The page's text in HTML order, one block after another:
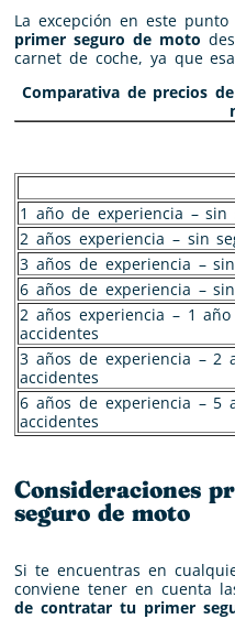
La excepción en este
primer seguro de moto
carnet de coche, ya que
Comparativa de precios
1 año de experiencia – sin
2 años experiencia – sin
3 años de experiencia –
6 años de experiencia –
2 años experiencia – 1
accidentes
3 años de experiencia – 2
accidentes
6 años de experiencia – 5
accidentes
Consideraciones
seguro de moto
Si te encuentras en
conviene tener en cuenta
de contratar tu primer